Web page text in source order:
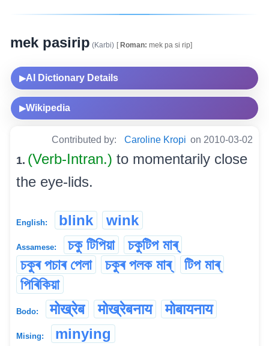
mek pasirip (Karbi) [Roman: mek pa si rip]
▶AI Dictionary Details
▶Wikipedia
Contributed by: Caroline Kropi on 2010-03-02
1. (Verb-Intran.) to momentarily close
the eye-lids.
English: blink wink
Assamese: চকু টিপিয়া
চকুটিপ মাৰ্
চকুৰ পচাৰ পেলা
চকুৰ পলক মাৰ্
টিপ মাৰ্
পিৰিকিয়া
Bodo: मोख्रेब मोख्रेबनाय मोबायनाय
Mising: minying